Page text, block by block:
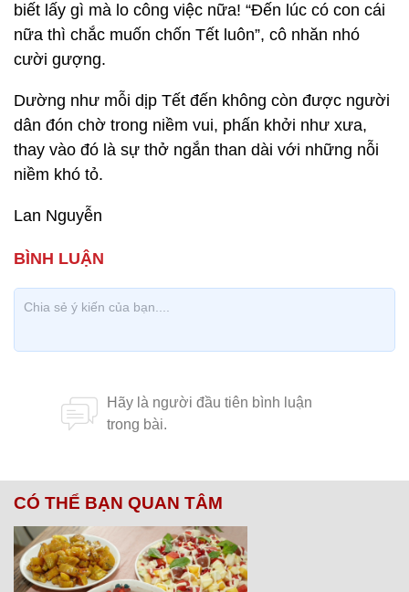
biết lấy gì mà lo công việc nữa! “Đến lúc có con cái
nữa thì chắc muốn chốn Tết luôn”, cô nhăn nhó
cười gượng.
Dường như mỗi dịp Tết đến không còn được người
dân đón chờ trong niềm vui, phấn khởi như xưa,
thay vào đó là sự thở ngắn than dài với những nỗi
niềm khó tỏ.
Lan Nguyễn
CÓ THỂ BẠN QUAN TÂM